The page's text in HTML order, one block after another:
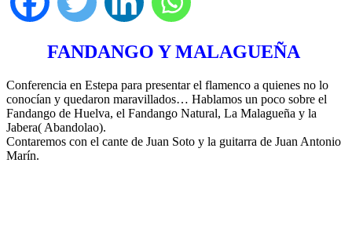
FANDANGO Y MALAGUEÑA
Conferencia en Estepa para presentar el flamenco a quienes no lo
conocían y quedaron maravillados… Hablamos un poco sobre el
Fandango de Huelva, el Fandango Natural, La Malagueña y la
Jabera( Abandolao).
Contaremos con el cante de Juan Soto y la guitarra de Juan Antonio
Marín.